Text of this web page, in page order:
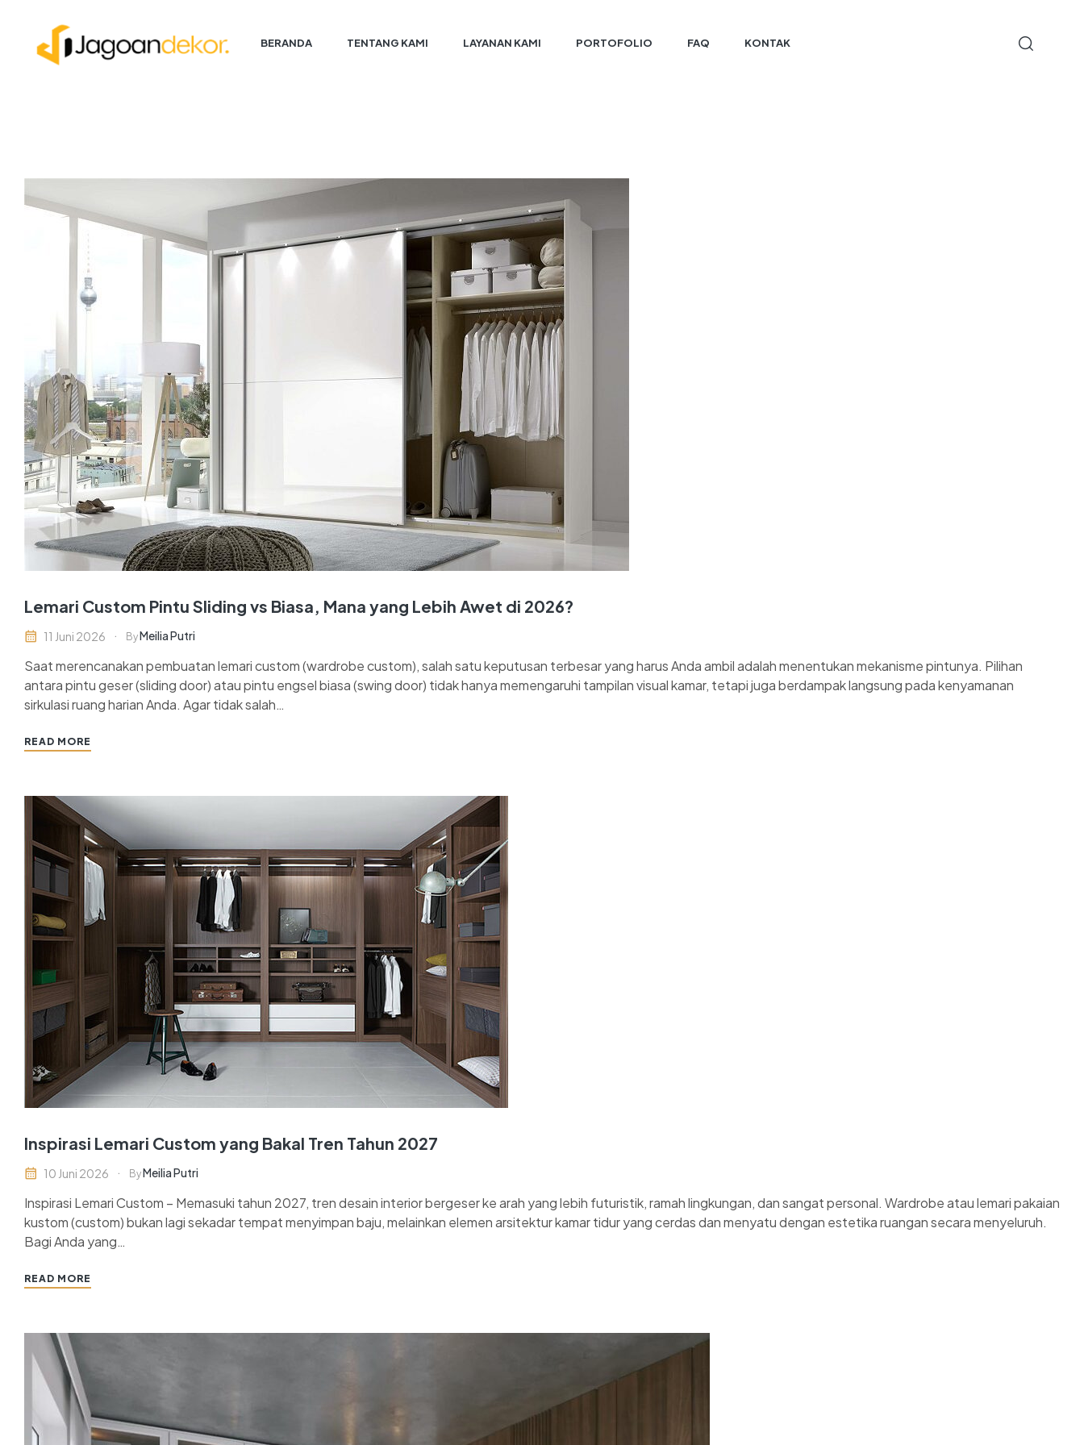
BERANDA TENTANG KAMI LAYANAN KAMI PORTOFOLIO FAQ KONTAK
Lemari Custom Pintu Sliding vs Biasa, Mana yang Lebih Awet di 2026?
11 Juni 2026 ByMeilia Putri
Saat merencanakan pembuatan lemari custom (wardrobe custom), salah satu keputusan terbesar yang harus Anda ambil adalah menentukan mekanisme pintunya. Pilihan
antara pintu geser (sliding door) atau pintu engsel biasa (swing door) tidak hanya memengaruhi tampilan visual kamar, tetapi juga berdampak langsung pada kenyamanan
sirkulasi ruang harian Anda. Agar tidak salah…
READ MORE
Inspirasi Lemari Custom yang Bakal Tren Tahun 2027
10 Juni 2026 ByMeilia Putri
Inspirasi Lemari Custom – Memasuki tahun 2027, tren desain interior bergeser ke arah yang lebih futuristik, ramah lingkungan, dan sangat personal. Wardrobe atau lemari pakaian
kustom (custom) bukan lagi sekadar tempat menyimpan baju, melainkan elemen arsitektur kamar tidur yang cerdas dan menyatu dengan estetika ruangan secara menyeluruh.
Bagi Anda yang…
READ MORE